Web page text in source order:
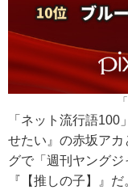
「ネット流行語
せたい』の赤坂ア
グで「週刊ヤング
『【推しの子】』だ